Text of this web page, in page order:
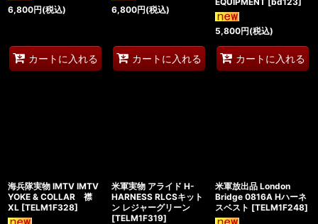
6,800円(税込)
カートに入れる
6,800円(税込)
カートに入れる
5,800円(税込)
カートに入れる
海兵隊実物 IMTV IMTV
YOKE & COLLAR 襟
XL [TELM1F328]
米軍実物 アライド H-
HARNESS RLCSキット
ン レジャーグリーン
[TELM1F319]
米軍放出品 London
Bridge 0816A Hハーネ
スベスト [TELM1F248]